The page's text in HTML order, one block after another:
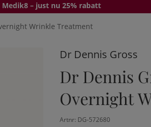
Medik8 – just nu 25% rabatt
Wrinkle Treatment
Dr Dennis Gross
Dr Dennis
Overnight
Artnr: DG-572680